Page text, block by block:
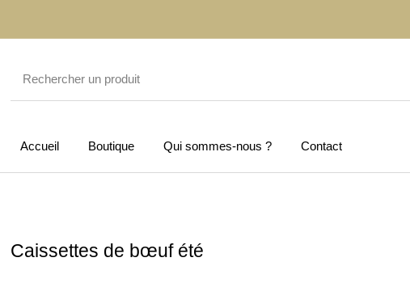
Accueil Boutique Qui sommes-nous ? Contact
Caissettes de bœuf été